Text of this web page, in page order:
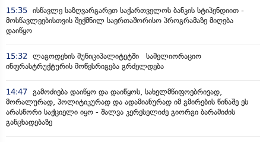
15:35 ისწავლე საზღვარგარეთ საქართველოს ბანკის სტიპენდიით -
მოსწავლეებისთვის შექმნილ საერთაშორისო პროგრამაზე მიღება
დაიწყო
15:32
ლაგოდეხის მუნიციპალიტეტში სამელიორაციო
ინფრასტრუქტურის მოწესრიგება გრძელდება
14:47 გამოძიება დაიწყო და დაიწყოს, სახელმწიფოებრივად,
მორალურად, პოლიტიკურად და ადამიანურად იმ გმირების წინაშე ეს
არასწორი საქციელი იყო - შალვა კერესელიძე გიორგი ბარამიძის
განცხადებაზე